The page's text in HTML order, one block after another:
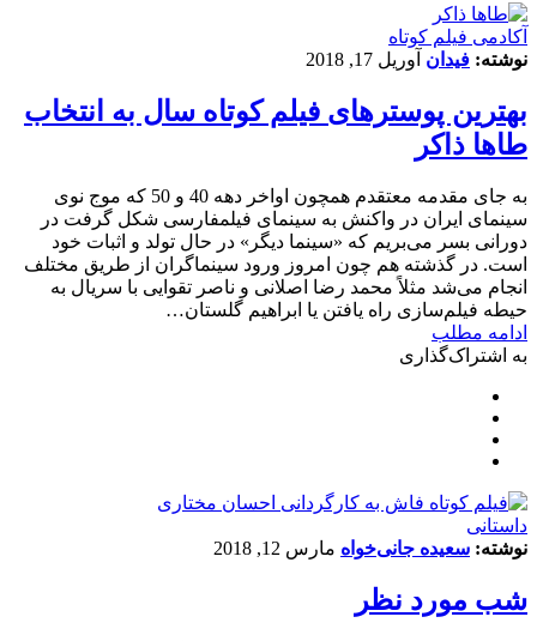
آکادمی فیلم کوتاه
نوشته: فیدان آوریل 17, 2018
بهترین پوسترهای فیلم کوتاه سال به انتخاب
طاها ذاکر
به جای مقدمه معتقدم همچون اواخر دهه 40 و 50 که موج نوی
سینمای ایران در واکنش به سینمای فیلمفارسی شکل گرفت در
دورانی بسر می‌بریم که «سینما دیگر» در حال تولد و اثبات خود
است. در گذشته هم چون امروز ورود سینماگران از طریق مختلف
انجام می‌شد مثلاً محمد رضا اصلانی و ناصر تقوایی با سریال به
حیطه فیلم‌سازی راه یافتن یا ابراهیم گلستان…
ادامه مطلب
به اشتراک‌گذاری
داستانی
نوشته: سعیده جانی‌خواه مارس 12, 2018
شب مورد نظر